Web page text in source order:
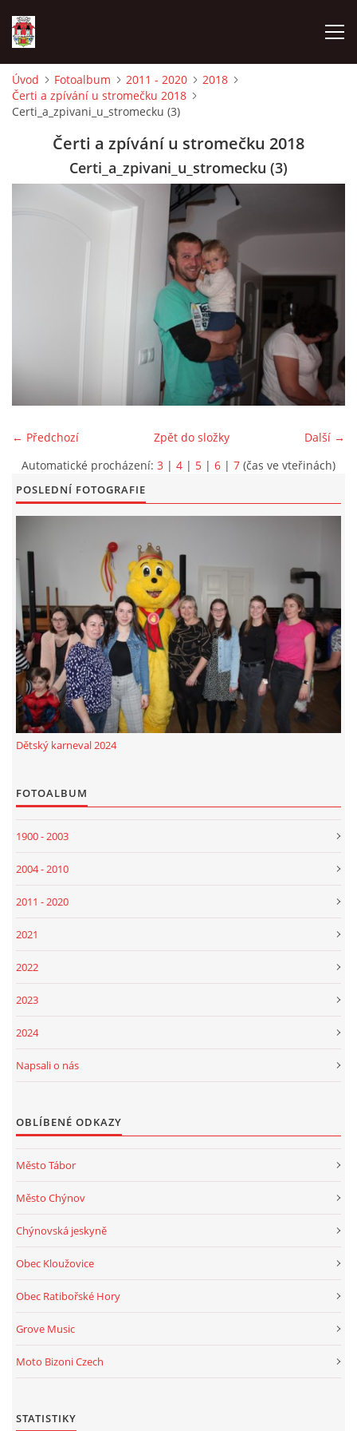
ÚVOD
HISTORIE
© 2026 eStránky.cz |Aktualizováno: 5. 6. 2026|Nahoru ↑
Úvod Fotoalbum 2011 - 2020
2018
Čerti a zpívání u stromečku 2018
Certi_a_zpivani_u_stromecku (3)
Čerti a zpívání u stromečku 2018
Certi_a_zpivani_u_stromecku (3)
← Předchozí Další →
Zpět do složky
Automatické procházení: 3 | 4 | 5 | 6 | 7 (čas ve vteřinách)
POSLEDNÍ FOTOGRAFIE
Dětský karneval 2024
FOTOALBUM
1900 - 2003
2004 - 2010
2011 - 2020
2021
2022
2023
2024
Napsali o nás
OBLÍBENÉ ODKAZY
Město Tábor
Město Chýnov
Chýnovská jeskyně
Obec Kloužovice
Obec Ratibořské Hory
Grove Music
Moto Bizoni Czech
STATISTIKY